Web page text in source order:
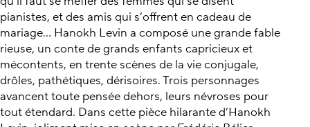
pianistes, et des amis qui s’offrent en cadeau de
mariage... Hanokh Levin a composé une grande fable
rieuse, un conte de grands enfants capricieux et
mécontents, en trente scènes de la vie conjugale,
drôles, pathétiques, dérisoires. Trois personnages
avancent toute pensée dehors, leurs névroses pour
tout étendard. Dans cette pièce hilarante d’Hanokh